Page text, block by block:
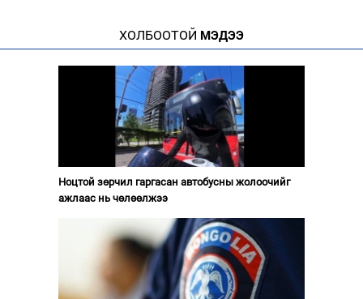
ХОЛБООТОЙ МЭДЭЭ
Ноцтой зөрчил гаргасан автобусны жолоочийг
ажлаас нь чөлөөлжээ